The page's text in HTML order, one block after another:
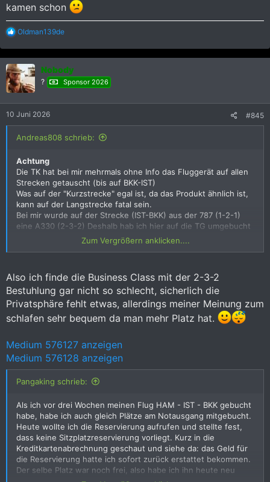
kamen schon
R
a
k
t
i
o
n
:
Oldman139de
Nobody
? Sponsor 2026
10 Juni 2026 #845
Andreas808 schrieb:
Achtung
Die TK hat bei mir mehrmals ohne Info das Fluggerät auf allen
Strecken getauscht (bis auf BKK-IST)
Was auf der "Kurzstrecke" egal ist, da das Produkt ähnlich ist,
kann auf der Langstrecke fatal sein.
Bei mir wurde auf der Strecke (IST-BKK) aus der 787 (1-2-1)
eine A330 (2-3-2) Deshalb hab ich hier auf die TG umgebucht
Also immer mal in seinen Flugplan reinschauen da keine Info
Zum Vergrößern anklicken....
Also ich finde die Business Class mit der 2-3-2
Bestuhlung gar nicht so schlecht, sicherlich die
Privatsphäre fehlt etwas, allerdings meiner Meinung zum
schlafen sehr bequem da man mehr Platz hat.
Medium 576127 anzeigen
Medium 576128 anzeigen
Pangaking schrieb:
Als ich vor drei Wochen meinen Flug HAM - IST - BKK gebucht
habe, habe ich auch gleich Plätze am Notausgang mitgebucht.
Heute wollte ich die Reservierung aufrufen und stellte fest,
dass keine Sitzplatzreservierung vorliegt. Kurz in die
Kreditkartenabrechnung geschaut und siehe da: das Geld für
die Reservierung hatte ich sofort zurück erstattet bekommen.
Der selbe Platz war noch frei, also habe ich ihn heute neu